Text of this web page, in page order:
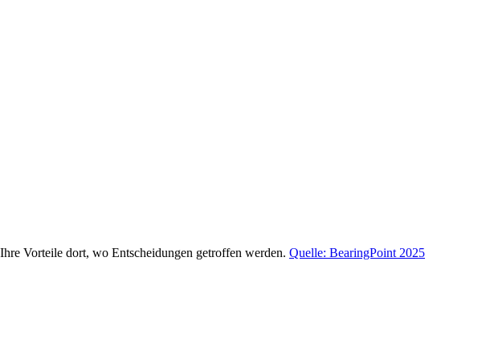
Vorteile dort, wo Entscheidungen getroffen werden. Quelle: BearingPoint 2025